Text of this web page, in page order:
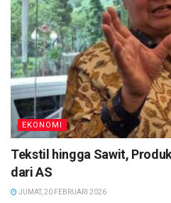
EKONOMI
Tekstil hingga Sawit,
dari AS
JUMAT, 20 FEBRUARI 2026